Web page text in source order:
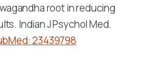
root in reducing
Indian J Psychol Med.
23439798